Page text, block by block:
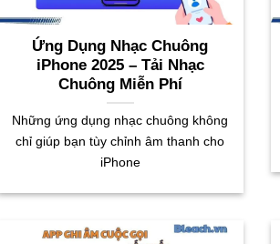
Ứng Dụng Nhạc Chuông
iPhone 2025 – Tải Nhạc
Chuông Miễn Phí
Những ứng dụng nhạc chuông không
chỉ giúp bạn tùy chỉnh âm thanh cho
iPhone